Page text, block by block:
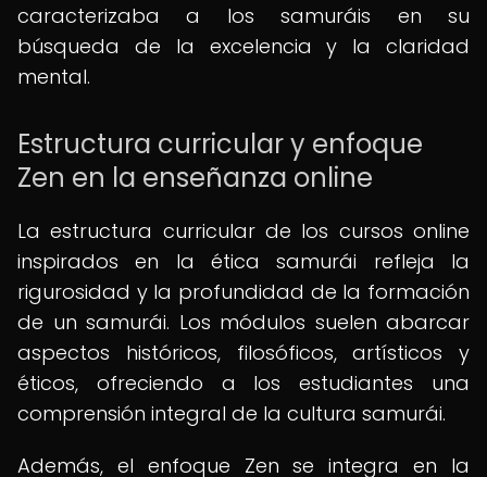
caracterizaba a los samuráis en su
búsqueda de la excelencia y la claridad
mental.
Estructura curricular y enfoque
Zen en la enseñanza online
La estructura curricular de los cursos online
inspirados en la ética samurái refleja la
rigurosidad y la profundidad de la formación
de un samurái. Los módulos suelen abarcar
aspectos históricos, filosóficos, artísticos y
éticos, ofreciendo a los estudiantes una
comprensión integral de la cultura samurái.
Además, el enfoque Zen se integra en la